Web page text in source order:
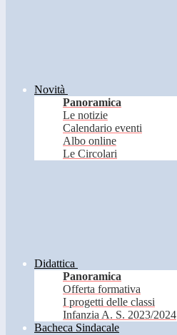
Novità
Panoramica
Le notizie
Calendario eventi
Albo online
Le Circolari
Didattica
Panoramica
Offerta formativa
I progetti delle classi
Infanzia A. S. 2023/2024
Bacheca Sindacale